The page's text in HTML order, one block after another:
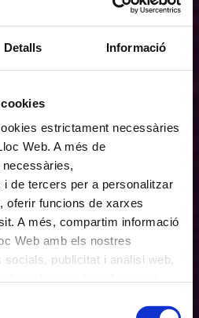
Detalls Informació
estrictament necessàries
Web. A més de
de tercers per a personalitzar
oferir funcions de xarxes
A més, compartim informació
Web amb els nostres
socials, publicitat i anàlisi web,